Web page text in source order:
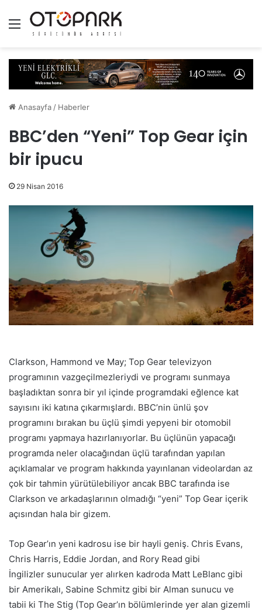
Menü
Anasayfa / Haberler
BBC’den “Yeni” Top Gear için
bir ipucu
29 Nisan 2016
Clarkson, Hammond ve May; Top Gear televizyon
programının vazgeçilmezleriydi ve programı sunmaya
başladıktan sonra bir yıl içinde programdaki eğlence kat
sayısını iki katına çıkarmışlardı. BBC’nin ünlü şov
programını bırakan bu üçlü şimdi yepyeni bir otomobil
programı yapmaya hazırlanıyorlar. Bu üçlünün yapacağı
programda neler olacağından üçlü tarafından yapılan
açıklamalar ve program hakkında yayınlanan videolardan az
çok bir tahmin yürütülebiliyor ancak BBC tarafında ise
Clarkson ve arkadaşlarının olmadığı “yeni” Top Gear içerik
açısından hala bir gizem.
Top Gear’ın yeni kadrosu ise bir hayli geniş. Chris Evans,
Chris Harris, Eddie Jordan, and Rory Read gibi
İngilizler sunucular yer alırken kadroda Matt LeBlanc gibi
bir Amerikalı, Sabine Schmitz gibi bir Alman sunucu ve
tabii ki The Stig (Top Gear’ın bölümlerinde yer alan gizemli